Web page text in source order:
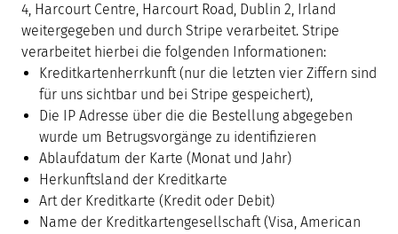
4, Harcourt Centre, Harcourt Road, Dublin 2, Irland
weitergegeben und durch Stripe verarbeitet. Stripe
verarbeitet hierbei die folgenden Informationen:
Kreditkartenherrkunft (nur die letzten vier Ziffern sind
für uns sichtbar und bei Stripe gespeichert),
Die IP Adresse über die die Bestellung abgegeben
wurde um Betrugsvorgänge zu identifizieren
Ablaufdatum der Karte (Monat und Jahr)
Herkunftsland der Kreditkarte
Art der Kreditkarte (Kredit oder Debit)
Name der Kreditkartengesellschaft (Visa, American